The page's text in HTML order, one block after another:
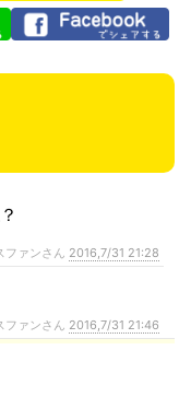
ァンさん 2016,7/31 21:28
ァンさん 2016,7/31 21:46